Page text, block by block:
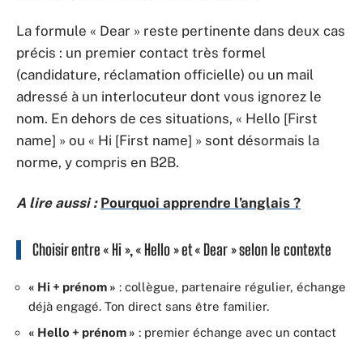
La formule « Dear » reste pertinente dans deux cas
précis : un premier contact très formel
(candidature, réclamation officielle) ou un mail
adressé à un interlocuteur dont vous ignorez le
nom. En dehors de ces situations, « Hello [First
name] » ou « Hi [First name] » sont désormais la
norme, y compris en B2B.
A lire aussi : Pourquoi apprendre l’anglais ?
Choisir entre « Hi », « Hello » et « Dear » selon le contexte
« Hi + prénom » : collègue, partenaire régulier, échange
déjà engagé. Ton direct sans être familier.
« Hello + prénom » : premier échange avec un contact